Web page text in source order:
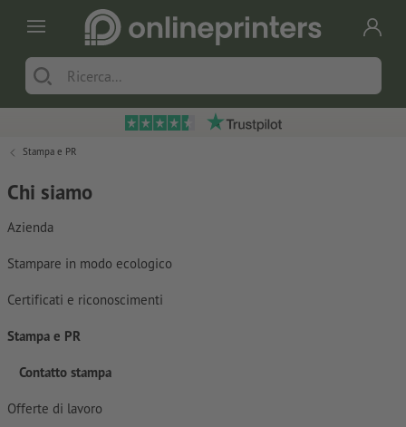
Stampa e PR
Chi siamo
Azienda
Stampare in modo ecologico
Certificati e riconoscimenti
Stampa e PR
Contatto stampa
Offerte di lavoro